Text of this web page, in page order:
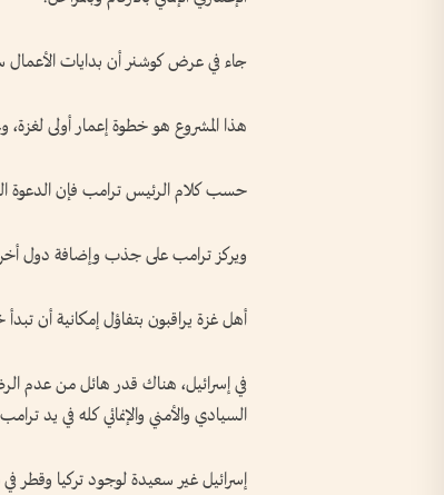
جاء في عرض كوشنر أن بدايات
هذا المشروع هو خطوة إعمار أولى لغزة،
حسب كلام الرئيس ترامب فإن الدعوة التي وجهت إلى 50 دولة حضر منها في
ويركز ترامب على جذب وإضافة دول أخرى
أهل غزة يراقبون بتفاؤل إمكانية أن
في إسرائيل، هناك قدر هائل من عدم
السيادي والأمني والإنمائي كله في يد
إسرائيل غير سعيدة لوجود تركيا